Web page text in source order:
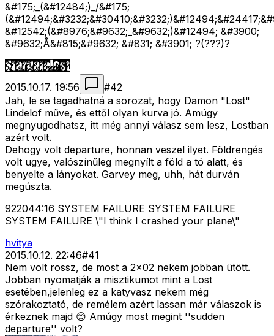
&#175;_(&#12484;)_/&#175;
&#12542;(&#8976;&#9632;_&#9632;)&#12494; &#3900;
&#9632;Å&#815;&#9632; &#831; &#3901; ?(???)?
2015.10.17. 19:56 #42
Jah, le se tagadhatná a sorozat, hogy Damon "Lost"
Lindelof műve, és ettől olyan kurva jó. Amúgy
megnyugodhatsz, itt még annyi válasz sem lesz, Lostban
azért volt.
Dehogy volt departure, honnan veszel ilyet. Földrengés
volt ugye, valószínűleg megnyílt a föld a tó alatt, és
benyelte a lányokat. Garvey meg, uhh, hát durván
megúszta.
922044:16 SYSTEM FAILURE SYSTEM FAILURE
SYSTEM FAILURE \"I think I crashed your plane\"
hvitya
2015.10.12. 22:46#41
Nem volt rossz, de most a 2x02 nekem jobban ütött.
Jobban nyomatják a misztikumot mint a Lost
esetében,jelenleg ez a katyvasz nekem még
szórakoztató, de remélem azért lassan már válaszok is
érkeznek majd 😊 Amúgy most megint ''sudden
departure'' volt?